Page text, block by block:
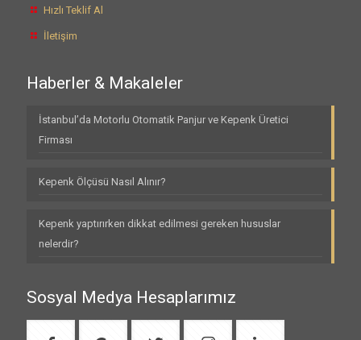
Hızlı Teklif Al
İletişim
Haberler & Makaleler
İstanbul’da Motorlu Otomatik Panjur ve Kepenk Üretici
Firması
Kepenk Ölçüsü Nasıl Alınır?
Kepenk yaptırırken dikkat edilmesi gereken hususlar
nelerdir?
Sosyal Medya Hesaplarımız